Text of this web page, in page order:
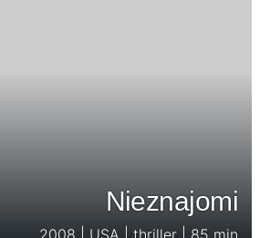
Nieznajomi
2008 | USA | thriller | 85 min